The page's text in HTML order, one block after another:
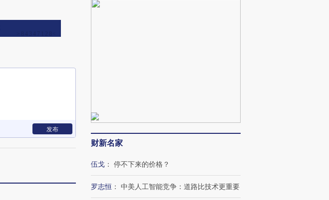
发布
财新名家
伍戈 ： 停不下来的价格？
罗志恒 ： 中美人工智能竞争：道路比技术更重要